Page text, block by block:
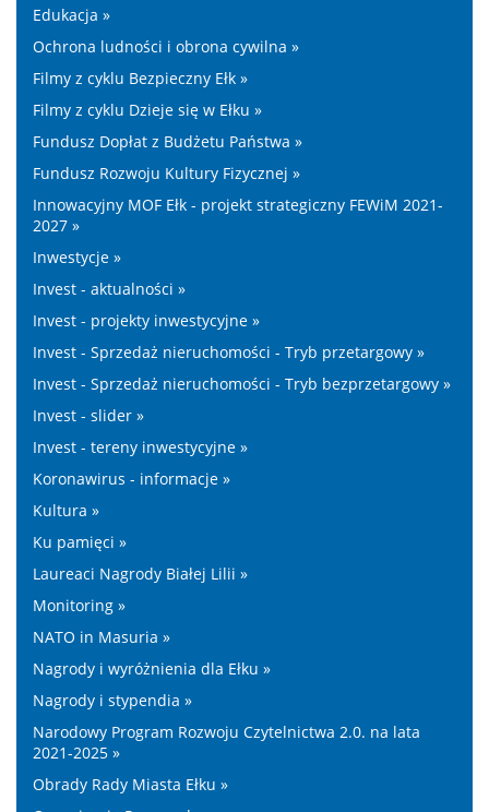
Edukacja »
Ochrona ludności i obrona cywilna »
Filmy z cyklu Bezpieczny Ełk »
Filmy z cyklu Dzieje się w Ełku »
Fundusz Dopłat z Budżetu Państwa »
Fundusz Rozwoju Kultury Fizycznej »
Innowacyjny MOF Ełk - projekt strategiczny FEWiM 2021-
2027 »
Inwestycje »
Invest - aktualności »
Invest - projekty inwestycyjne »
Invest - Sprzedaż nieruchomości - Tryb przetargowy »
Invest - Sprzedaż nieruchomości - Tryb bezprzetargowy »
Invest - slider »
Invest - tereny inwestycyjne »
Koronawirus - informacje »
Kultura »
Ku pamięci »
Laureaci Nagrody Białej Lilii »
Monitoring »
NATO in Masuria »
Nagrody i wyróżnienia dla Ełku »
Nagrody i stypendia »
Narodowy Program Rozwoju Czytelnictwa 2.0. na lata
2021-2025 »
Obrady Rady Miasta Ełku »